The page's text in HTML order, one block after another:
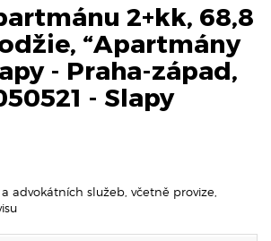
2+kk, 68,8
“Apartmány
- Praha-západ,
- Slapy
advokátních služeb, včetně provize,